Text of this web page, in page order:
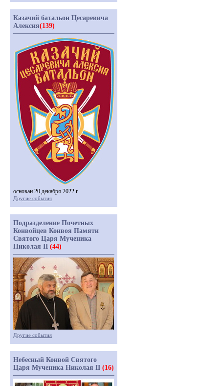
Казачий батальон Цесаревича
Алексия(139)
основан 20 декабря 2022 г.
Другие события
Подразделение Почетных
Конвойцев Конвоя Памяти
Святого Царя Мученика
Николая II (44)
Другие события
Небесный Конвой Святого
Царя Мученика Николая II (16)